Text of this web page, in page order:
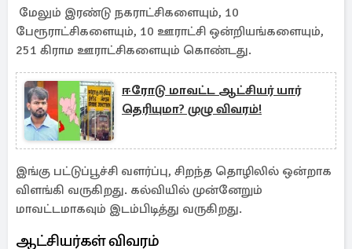
மேலும் இரண்டு நகராட்சிகளையும், 10
பேரூராட்சிகளையும், 10 ஊராட்சி ஒன்றியங்களையும்,
251 கிராம ஊராட்சிகளையும் கொண்டது.
ஈரோடு மாவட்ட ஆட்சியர் யார்
தெரியுமா? முழு விவரம்!
இங்கு பட்டுப்பூச்சி வளர்ப்பு, சிறந்த தொழிலில் ஒன்றாக
விளங்கி வருகிறது. கல்வியில் முன்னேறும்
மாவட்டமாகவும் இடம்பிடித்து வருகிறது.
ஆட்சியர்கள் விவரம்